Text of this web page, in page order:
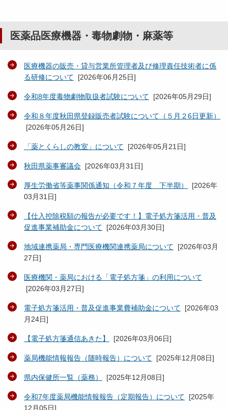
医薬品医療機器・毒物劇物・麻薬等
医療機器の販売・貸与営業所管理者及び修理責任技術者に係
る研修について [2026年06月25日]
令和8年度毒物劇物取扱者試験について [2026年05月29日]
令和８年度秋田県登録販売者試験について（５月２6日更新）
[2026年05月26日]
「薬とくらしの教室」について [2026年05月21日]
秋田県薬事審議会 [2026年03月31日]
厚生労働省等薬事関係通知（令和７年度 下半期） [2026年
03月31日]
【仕入控除税額の報告が必要です！】電子処方箋活用・普及
促進事業補助金について [2026年03月30日]
地域連携薬局・専門医療機関連携薬局について [2026年03月
27日]
医療機関・薬局における「電子処方箋」の利用について
[2026年03月27日]
電子処方箋活用・普及促進事業費補助金について [2026年03
月24日]
【電子処方箋通信あきた】 [2026年03月06日]
薬局機能情報報告（随時報告）について [2025年12月08日]
県内保健所一覧（薬務） [2025年12月08日]
令和7年度薬局機能情報報告（定期報告）について [2025年
12月05日]